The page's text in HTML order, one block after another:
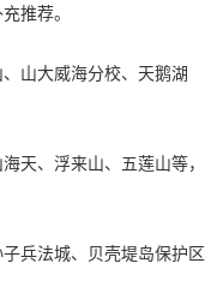
推荐。
山大威海分校、天鹅湖
天、浮来山、五莲山等，
兵法城、贝壳堤岛保护区